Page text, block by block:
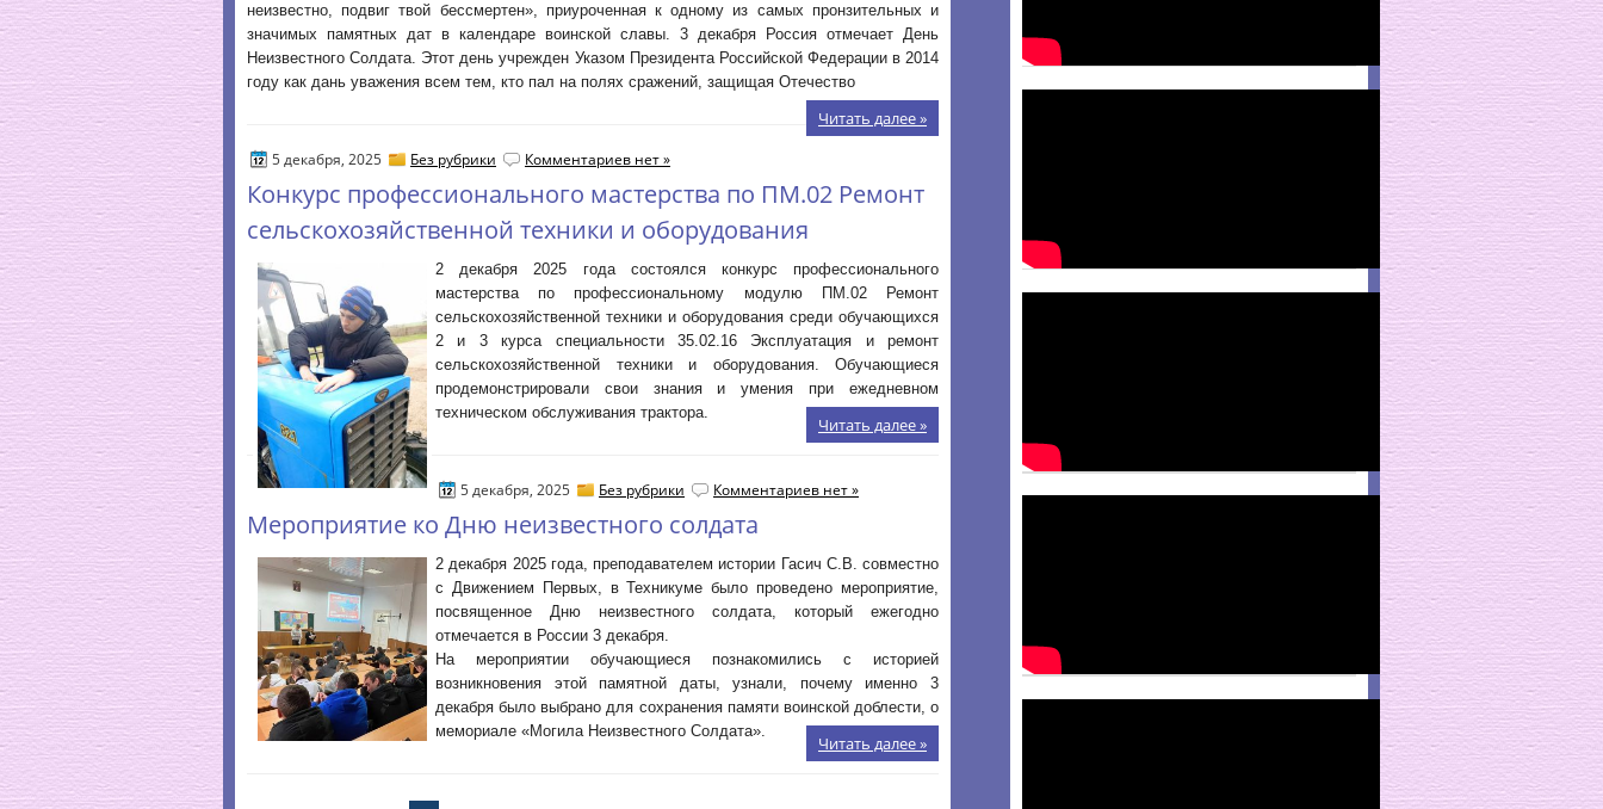
неизвестно, подвиг твой бессмертен», приуроченная к одному из самых пронзительных и
значимых памятных дат в календаре воинской славы. 3 декабря Россия отмечает День
Неизвестного Солдата. Этот день учрежден Указом Президента Российской Федерации в 2014
году как дань уважения всем тем, кто пал на полях сражений, защищая Отечество
Читать далее »
5 декабря, 2025 Без рубрики Комментариев нет »
Конкурс профессионального мастерства по ПМ.02 Ремонт
сельскохозяйственной техники и оборудования
2 декабря 2025 года состоялся конкурс профессионального
мастерства по профессиональному модулю ПМ.02 Ремонт
сельскохозяйственной техники и оборудования среди обучающихся
2 и 3 курса специальности 35.02.16 Эксплуатация и ремонт
сельскохозяйственной техники и оборудования. Обучающиеся
продемонстрировали свои знания и умения при ежедневном
техническом обслуживания трактора.
Читать далее »
5 декабря, 2025 Без рубрики Комментариев нет »
Мероприятие ко Дню неизвестного солдата
2 декабря 2025 года, преподавателем истории Гасич С.В. совместно
с Движением Первых, в Техникуме было проведено мероприятие,
посвященное Дню неизвестного солдата, который ежегодно
отмечается в России 3 декабря.
На мероприятии обучающиеся познакомились с историей
возникновения этой памятной даты, узнали, почему именно 3
декабря было выбрано для сохранения памяти воинской доблести, о
мемориале «Могила Неизвестного Солдата».
Читать далее »